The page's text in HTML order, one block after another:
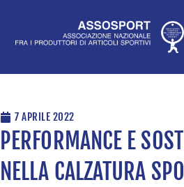
contenuto
7 APRILE 2022
PERFORMANCE E
NELLA CALZATURA